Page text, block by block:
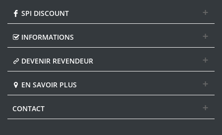
SPI DISCOUNT
INFORMATIONS
DEVENIR REVENDEUR
EN SAVOIR PLUS
CONTACT